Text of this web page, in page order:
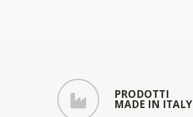
PRODOTTI
MADE IN ITALY